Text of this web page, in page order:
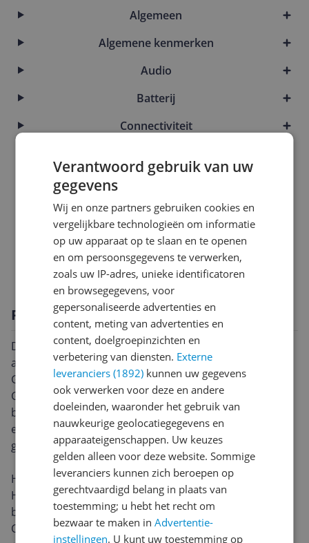
Algemeen
Algemene kenmerken
Audio
Batterij
Connectiviteit
Kabels
Overige kenmerken
Technisch
Technische specificaties
Productomschrijving
Dynamische speaker met breed bereik voor rijke, volle
audio
Geniet van een prachtig gebalanceerd geluid met de
Galaxy Buds4, aangedreven door een 11 mm
breedbandluidspreker, die een rijk geluid levert, van
een stevige, gecontroleerde bas tot heldere
gedetailleerde hoge tonen.
Hoor elke laag tot leven komen
Hoor elke laag tot leven komen met uitgebreide
bitdiepte en hoge sampling rates. Samsung Seamless
Codec (SSC) ondersteunt 24-bit / 96 kHz audio om het
Verantwoord gebruik van uw
gegevens
Wij en onze partners gebruiken cookies en
vergelijkbare technologieën om informatie
op uw apparaat op te slaan en te openen
en om persoonsgegevens te verwerken,
zoals uw IP-adres, unieke identificatoren
en browsegegevens, voor
gepersonaliseerde advertenties en
content, meting van advertenties en
content, doelgroepinzichten en
verbetering van diensten. Externe
leveranciers (1892) kunnen uw gegevens
ook verwerken voor deze en andere
doeleinden, waaronder het gebruik van
nauwkeurige geolocatiegegevens en
apparaateigenschappen. Uw keuzes
gelden alleen voor deze website. Sommige
leveranciers kunnen zich beroepen op
gerechtvaardigd belang in plaats van
toestemming; u hebt het recht om
bezwaar te maken inAdvertentie-
instellingen. U kunt uw toestemming op